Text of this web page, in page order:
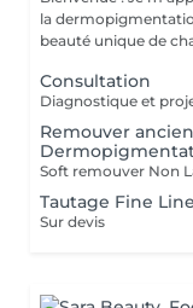
la
beauté unique de
Consultation
Remouver
Tautage Fine Line
Sur devis